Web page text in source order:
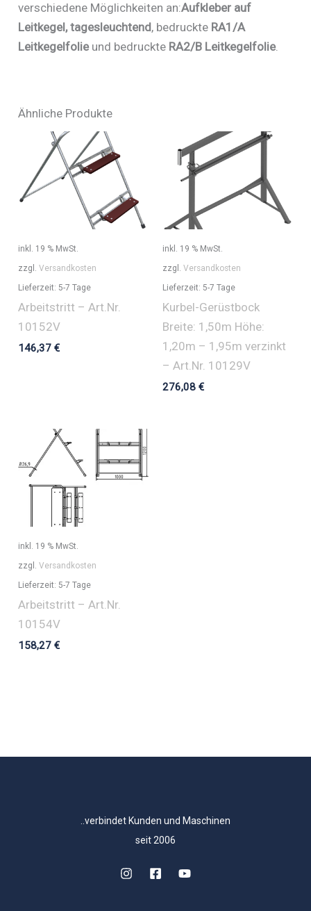
verschiedene Möglichkeiten an:Aufkleber auf
Leitkegel, tagesleuchtend, bedruckte RA1/A
Leitkegelfolieund bedruckte RA2/B Leitkegelfolie.
Ähnliche Produkte
inkl. 19 % MwSt.
zzgl.Versandkosten
Lieferzeit: 5-7 Tage
Arbeitstritt – Art.Nr.
10152V
146,37€
inkl. 19 % MwSt.
zzgl. Versandkosten
Lieferzeit: 5-7 Tage
Kurbel-Gerüstbock
Breite: 1,50m Höhe:
1,20m – 1,95m verzinkt
– Art.Nr. 10129V
276,08 €
inkl. 19 % MwSt.
zzgl.Versandkosten
Lieferzeit: 5-7 Tage
Arbeitstritt – Art.Nr.
10154V
158,27€
..verbindet Kunden und Maschinen
seit 2006